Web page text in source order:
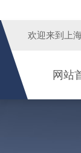
欢迎来到 上
网站